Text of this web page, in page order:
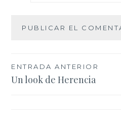
Navegación
de
ENTRADA ANTERIOR
Un look de Herencia